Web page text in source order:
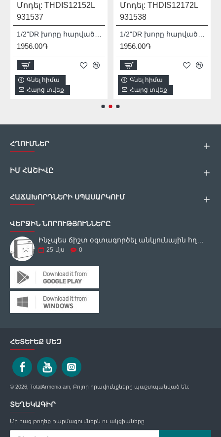
Մոդել: THDIS12152L
931537
1956.00֏
Գնել հիմա
Հարց տվեք
Մոդել: THDIS12172L
931538
1956.00֏
Գնել հիմա
Հարց տվեք
ՀՂՈՒՄՆԵՐ
ԻՄ ՀԱՇԻՎԸ
ՀԱՃԱԽՈՐԴՆԵՐԻ ՍՊԱՍԱՐԿՈՒՄ
ՎԵՐՋԻՆ ՆՈՐՈՒԹՅՈՒՆՆԵՐԸ
25 մյս 0
ՀԵՏԵՒԵՔ ՄԵԶ
© 2026, TotalArmenia.am, Բոլոր իրավունքները պաշտպանված են:
ՏԵՂԵԿԱԳԻՐ
Մի բաց թողեք թարմացումներն ու ակցիաները